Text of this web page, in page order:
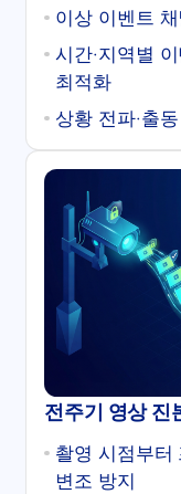
이상 이벤트
시간·지역별
최적화
상황 전파·출
전주기 영상 진
촬영 시점부터
변조 방지